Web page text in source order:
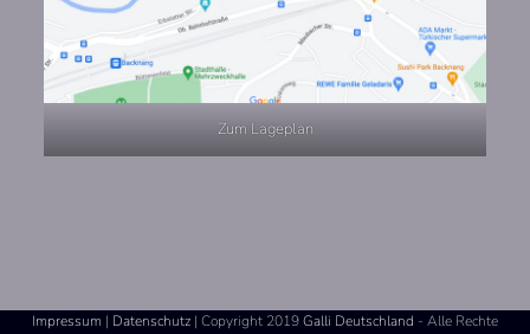
Zum Lageplan
Impressum | Datenschutz | Copyright 2019Galli Deutschland - Alle Rechte